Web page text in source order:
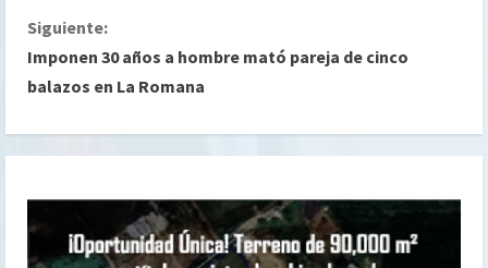
g
u
l
e
y
Siguiente:
Imponen 30 años a hombre mató pareja de cinco
balazos en La Romana